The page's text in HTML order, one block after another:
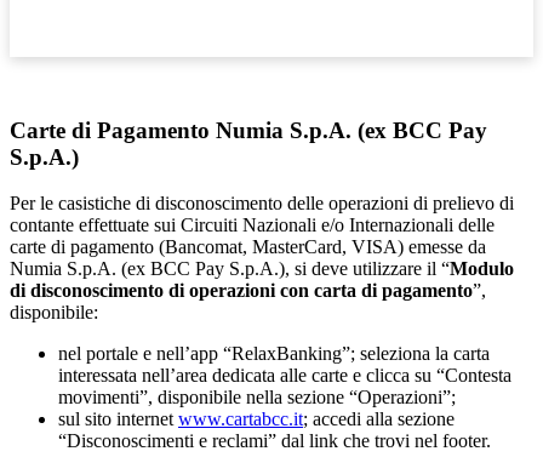
Carte di Pagamento Numia S.p.A. (ex BCC Pay
S.p.A.)
Per le casistiche di disconoscimento delle operazioni di prelievo di
contante effettuate sui Circuiti Nazionali e/o Internazionali delle
carte di pagamento (Bancomat, MasterCard, VISA) emesse da
Numia S.p.A. (ex BCC Pay S.p.A.), si deve utilizzare il “Modulo
di disconoscimento di operazioni con carta di pagamento”,
disponibile:
nel portale e nell’app “RelaxBanking”; seleziona la carta
interessata nell’area dedicata alle carte e clicca su “Contesta
movimenti”, disponibile nella sezione “Operazioni”;
sul sito internetwww.cartabcc.it; accedi alla sezione
“Disconoscimenti e reclami” dal link che trovi nel footer.